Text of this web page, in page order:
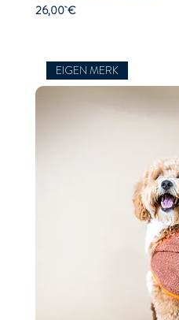
Precio
26,00 €
EIGEN MERK